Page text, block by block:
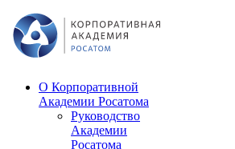
О Корпоративной
Академии Росатома
Руководство
Академии
Росатома